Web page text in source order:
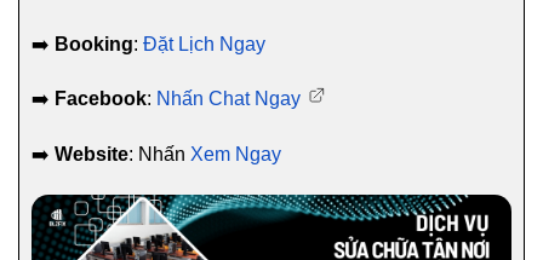
➡️ Booking: Đặt Lịch Ngay
➡️ Facebook: Nhấn Chat Ngay
➡️ Website: Nhấn Xem Ngay